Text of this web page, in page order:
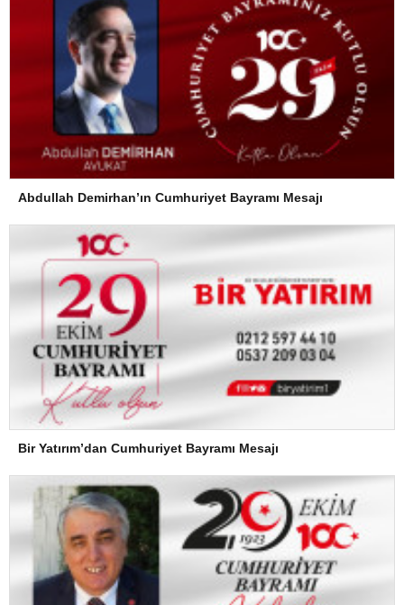
Abdullah Demirhan’ın Cumhuriyet Bayramı Mesajı
Bir Yatırım’dan Cumhuriyet Bayramı Mesajı